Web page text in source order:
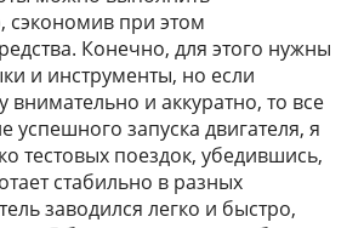
сэкономив при этом
Конечно, для этого нужны
и инструменты, но если
внимательно и аккуратно, то все
успешного запуска двигателя, я
тестовых поездок, убедившись,
стабильно в разных
заводился легко и быстро,